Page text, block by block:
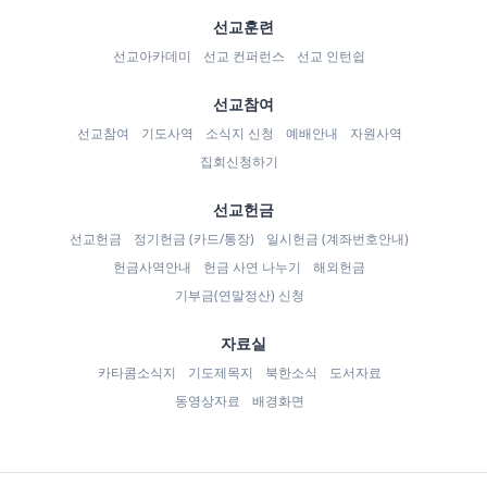
선교훈련
선교아카데미 선교 컨퍼런스 선교 인턴쉽
선교참여
선교참여 기도사역 소식지 신청 예배안내
자원사역
집회신청하기
선교헌금
선교헌금 정기헌금 (카드/통장)
일시헌금 (계좌번호안내)
헌금사역안내
헌금 사연 나누기
해외헌금
기부금(연말정산) 신청
자료실
카타콤소식지 기도제목지 북한소식
도서자료
동영상자료
배경화면